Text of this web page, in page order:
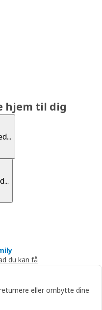
hjem til dig
du kan få
eller ombytte dine